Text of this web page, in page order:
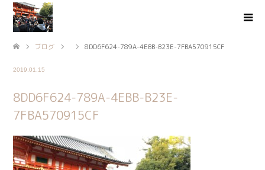
ブログ 8DD6F624-789A-4EBB-B23E-7FBA570915CF
2019.01.15
8DD6F624-789A-4EBB-B23E-
7FBA570915CF